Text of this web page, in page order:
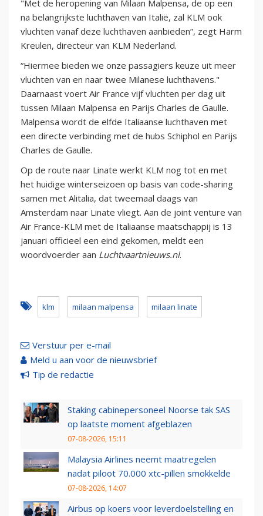
"Met de heropening van Milaan Malpensa, de op een
na belangrijkste luchthaven van Italië, zal KLM ook
vluchten vanaf deze luchthaven aanbieden”, zegt Harm
Kreulen, directeur van KLM Nederland.
“Hiermee bieden we onze passagiers keuze uit meer
vluchten van en naar twee Milanese luchthavens."
Daarnaast voert Air France vijf vluchten per dag uit
tussen Milaan Malpensa en Parijs Charles de Gaulle.
Malpensa wordt de elfde Italiaanse luchthaven met
een directe verbinding met de hubs Schiphol en Parijs
Charles de Gaulle.
Op de route naar Linate werkt KLM nog tot en met
het huidige winterseizoen op basis van code-sharing
samen met Alitalia, dat tweemaal daags van
Amsterdam naar Linate vliegt. Aan de joint venture van
Air France-KLM met de Italiaanse maatschappij is 13
januari officieel een eind gekomen, meldt een
woordvoerder aan Luchtvaartnieuws.nl.
klm milaan malpensa milaan linate
Verstuur per e-mail
Meld u aan voor de nieuwsbrief
Tip de redactie
Staking cabinepersoneel Noorse tak SAS
op laatste moment afgeblazen
07-08-2026, 15:11
Malaysia Airlines neemt maatregelen
nadat piloot 70.000 xtc-pillen smokkelde
07-08-2026, 14:07
Airbus op koers voor leverdoelstelling en